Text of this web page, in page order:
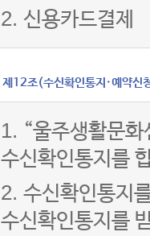
2. 신용카드결제
제12조(수신확인통지·예약신
1. “울주생활문
수신확인통지를
2. 수신확인통지
수신확인통지를